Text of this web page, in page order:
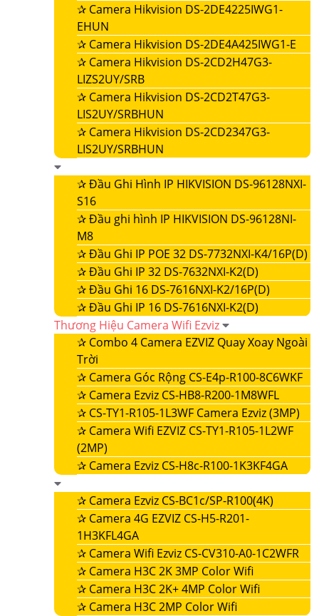
✰ Camera Hikvision DS-2DE4225IWG1-
EHUN
✰ Camera Hikvision DS-2DE4A425IWG1-E
✰ Camera Hikvision DS-2CD2H47G3-
LIZS2UY/SRB
✰ Camera Hikvision DS-2CD2T47G3-
LIS2UY/SRBHUN
✰ Camera Hikvision DS-2CD2347G3-
LIS2UY/SRBHUN
✰Đầu Ghi Hình IP HIKVISION DS-96128NXI-
S16
✰Đầu ghi hình IP HIKVISION DS-96128NI-
M8
✰Đầu Ghi IP POE 32 DS-7732NXI-K4/16P(D)
✰Đầu Ghi IP 32 DS-7632NXI-K2(D)
✰Đầu Ghi 16 DS-7616NXI-K2/16P(D)
✰Đầu Ghi IP 16 DS-7616NXI-K2(D)
Thương Hiệu Camera Wifi Ezviz
✰ Combo 4 Camera EZVIZ Quay Xoay Ngoài
Trời
✰ Camera Góc Rộng CS-E4p-R100-8C6WKF
✰ Camera Ezviz CS-HB8-R200-1M8WFL
✰ CS-TY1-R105-1L3WF Camera Ezviz (3MP)
✰ Camera Wifi EZVIZ CS-TY1-R105-1L2WF
(2MP)
✰ Camera Ezviz CS-H8c-R100-1K3KF4GA
✰ Camera Ezviz CS-BC1c/SP-R100(4K)
✰ Camera 4G EZVIZ CS-H5-R201-
1H3KFL4GA
✰ Camera Wifi Ezviz CS-CV310-A0-1C2WFR
✰ Camera H3C 2K 3MP Color Wifi
✰ Camera H3C 2K+ 4MP Color Wifi
✰ Camera H3C 2MP Color Wifi